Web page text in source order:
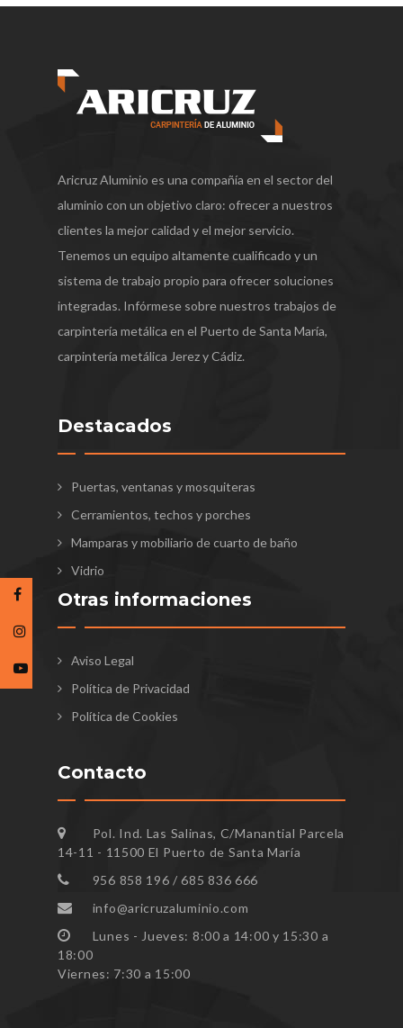
Aricruz Aluminio es una compañía en el sector del
aluminio con un objetivo claro: ofrecer a nuestros
clientes la mejor calidad y el mejor servicio.
Tenemos un equipo altamente cualificado y un
sistema de trabajo propio para ofrecer soluciones
integradas. Infórmese sobre nuestros trabajos de
carpintería metálica en el Puerto de Santa María,
carpintería metálica Jerez y Cádiz.
Destacados
Puertas, ventanas y mosquiteras
Cerramientos, techos y porches
Mamparas y mobiliario de cuarto de baño
Vidrio
Otras informaciones
Aviso Legal
Política de Privacidad
Política de Cookies
Contacto
Pol. Ind. Las Salinas, C/Manantial Parcela
14-11 - 11500 El Puerto de Santa María
956 858 196 / 685 836 666
info@aricruzaluminio.com
Lunes - Jueves: 8:00 a 14:00 y 15:30 a
18:00
Viernes: 7:30 a 15:00